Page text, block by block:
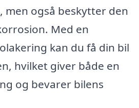
men også beskytter den
Med en
kan du få din bil
hvilket giver både en
og bevarer bilens